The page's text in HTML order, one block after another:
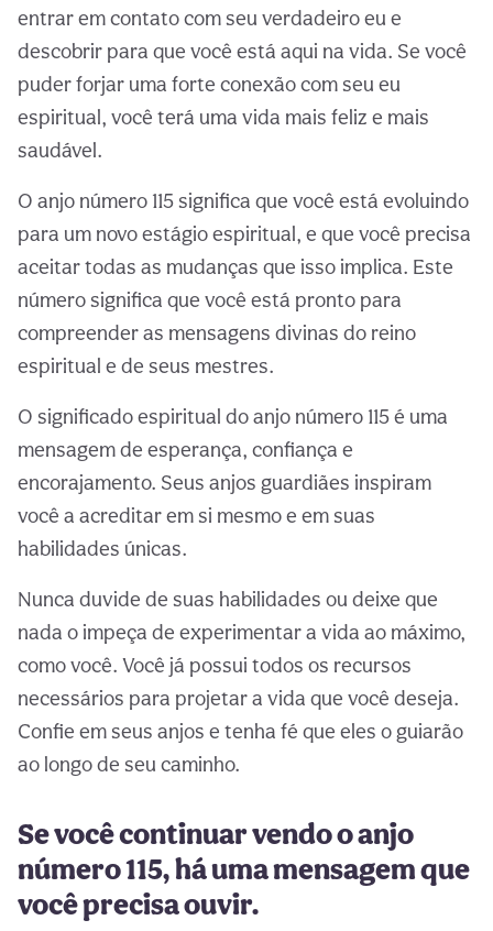
entrar em contato com seu verdadeiro eu e
descobrir para que você está aqui na vida. Se você
puder forjar uma forte conexão com seu eu
espiritual, você terá uma vida mais feliz e mais
saudável.
O anjo número 115 significa que você está evoluindo
para um novo estágio espiritual, e que você precisa
aceitar todas as mudanças que isso implica. Este
número significa que você está pronto para
compreender as mensagens divinas do reino
espiritual e de seus mestres.
O significado espiritual do anjo número 115 é uma
mensagem de esperança, confiança e
encorajamento. Seus anjos guardiães inspiram
você a acreditar em si mesmo e em suas
habilidades únicas.
Nunca duvide de suas habilidades ou deixe que
nada o impeça de experimentar a vida ao máximo,
como você. Você já possui todos os recursos
necessários para projetar a vida que você deseja.
Confie em seus anjos e tenha fé que eles o guiarão
ao longo de seu caminho.
Se você continuar vendo o anjo
número 115, há uma mensagem que
você precisa ouvir.